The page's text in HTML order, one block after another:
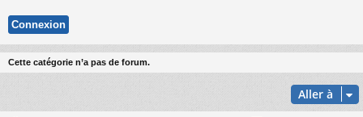
Cette catégorie n’a pas de forum.
Aller à